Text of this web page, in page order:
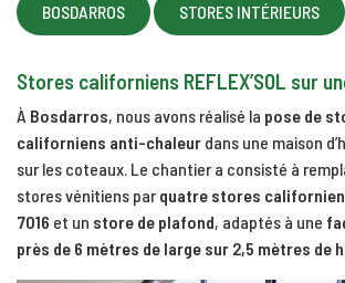
BOSDARROS STORES INTÉRIEURS
Stores californiens REFLEX’SOL sur
À Bosdarros, nous avons réalisé la pose de
californiens anti-chaleur dans une maison
sur les coteaux. Le chantier a consisté à
stores vénitiens parquatre stores
7016 et un store de plafond, adaptés à une
près de 6 mètres de large sur 2,5 mètres de